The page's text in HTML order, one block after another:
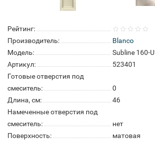
Рейтинг:
Производитель:
Blanco
Модель:
Subline 160-U
Артикул:
523401
Готовые отверстия под
смеситель:
0
Длина, см:
46
Намеченные отверстия под
смеситель:
нет
Поверхность:
матовая